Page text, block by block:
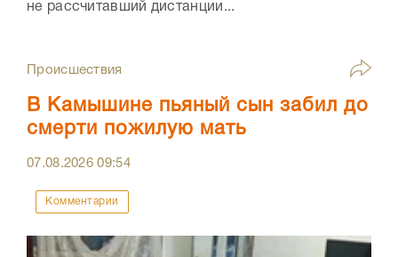
не рассчитавший дистанции...
Происшествия
В Камышине пьяный сын забил до
смерти пожилую мать
07.08.202609:54
Комментарии